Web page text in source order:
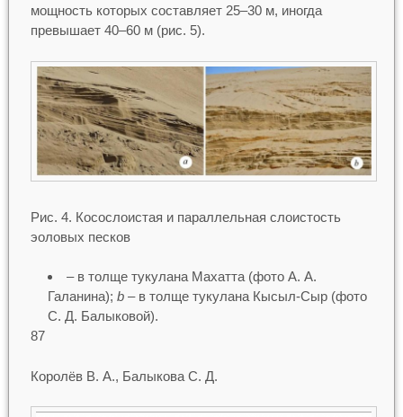
мощность которых составляет 25–30 м, иногда
превышает 40–60 м (рис. 5).
Рис. 4. Косослоистая и параллельная слоистость
эоловых песков
– в толще тукулана Махатта (фото А. А.
Галанина); b– в толще тукулана Кысыл-Сыр (фото
С. Д. Балыковой).
87
Королёв В. А., Балыкова С. Д.